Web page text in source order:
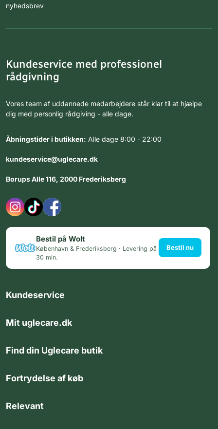
nyhedsbrev
Kundeservice med professionel
rådgivning
Vores team af uddannede medarbejdere står klar til at hjælpe
dig med personlig rådgiving - alle dage.
Åbningstider i butikken: Alle dage 8:00 - 22:00
kundeservice@uglecare.dk
Borups Alle 116, 2000 Frederiksberg
Bestil på Wolt
København & Frederiksberg · Levering på
30 min.
Bestil nu
Kundeservice
Mit uglecare.dk
Find din Uglecare butik
Fortrydelse af køb
Relevant